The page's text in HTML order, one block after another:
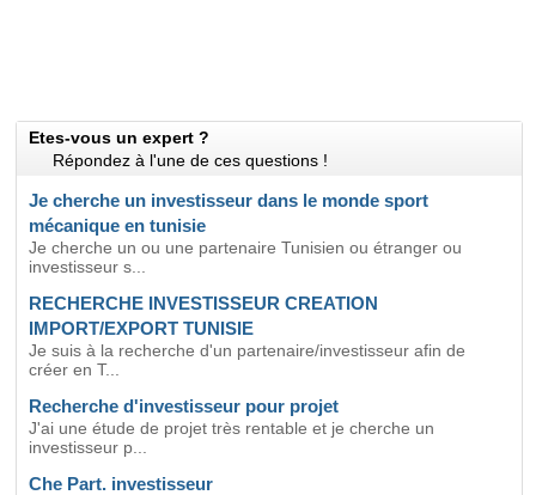
Etes-vous un expert ?
Répondez à l'une de ces questions !
Je cherche un investisseur dans le monde sport
mécanique en tunisie
Je cherche un ou une partenaire Tunisien ou étranger ou
investisseur s...
RECHERCHE INVESTISSEUR CREATION
IMPORT/EXPORT TUNISIE
Je suis à la recherche d'un partenaire/investisseur afin de
créer en T...
Recherche d'investisseur pour projet
J'ai une étude de projet très rentable et je cherche un
investisseur p...
Che Part. investisseur